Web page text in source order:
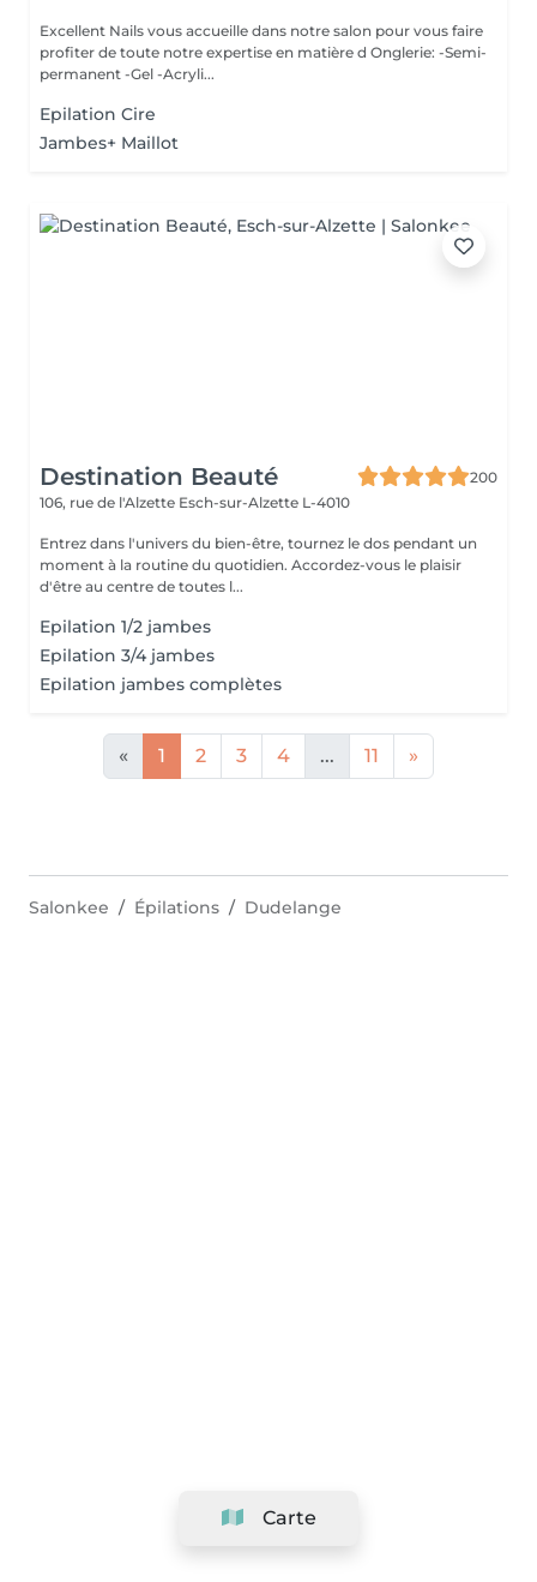
Excellent Nails vous accueille dans notre salon pour vous faire
profiter de toute notre expertise en matière d Onglerie: -Semi-
permanent -Gel -Acryli...
Epilation Cire
Jambes+ Maillot
Destination Beauté
200
106, rue de l'Alzette Esch-sur-Alzette L-4010
Entrez dans l'univers du bien-être, tournez le dos pendant un
moment à la routine du quotidien. Accordez-vous le plaisir
d'être au centre de toutes l...
Epilation 1/2 jambes
Epilation 3/4 jambes
Epilation jambes complètes
« 1 2 3 4 ... 11 »
Carte
Salonkee Épilations Dudelange